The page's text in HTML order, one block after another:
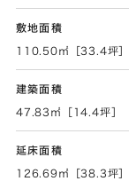
敷地面積
110.50㎡［33.4坪］
建築面積
47.83㎡［14.4坪］
延床面積
126.69㎡［38.3坪］